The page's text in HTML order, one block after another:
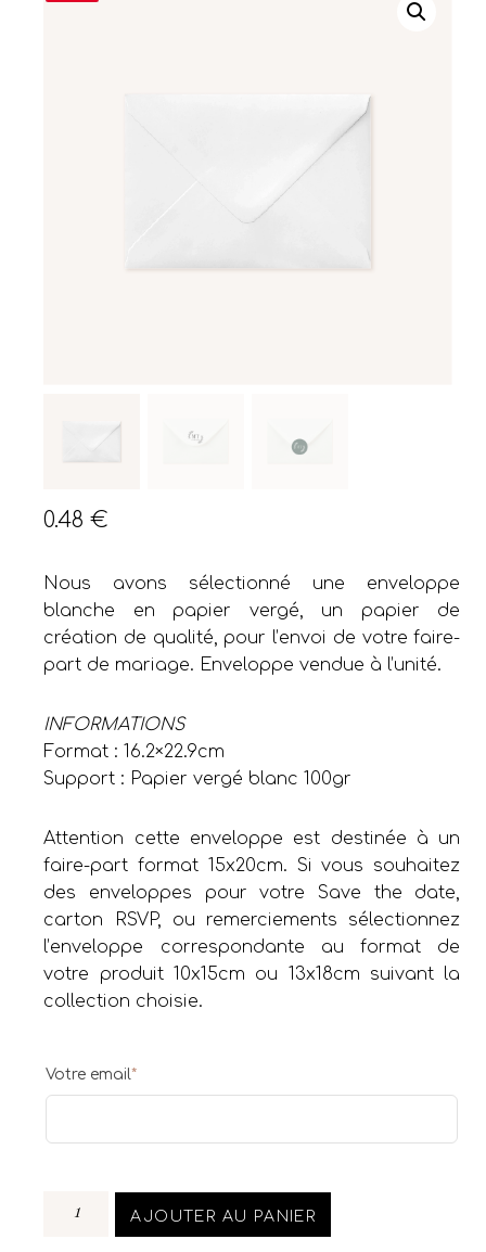
0.48€
Nous avons sélectionné une enveloppe
blanche en papier vergé, un papier de
création de qualité, pour l’envoi de votre faire-
part de mariage. Enveloppe vendue à l’unité.
INFORMATIONS
Format : 16.2×22.9cm
Support : Papier vergé blanc 100gr
Attention cette enveloppe est destinée à un
faire-part format 15x20cm. Si vous souhaitez
des enveloppes pour votre Save the date,
carton RSVP, ou remerciements sélectionnez
l’enveloppe correspondante au format de
votre produit 10x15cm ou 13x18cm suivant la
collection choisie.
Votre email*
AJOUTER AU PANIER